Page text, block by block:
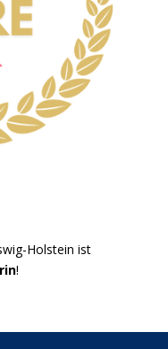
Holstein ist
!